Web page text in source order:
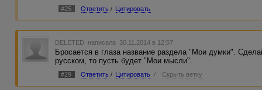
#25 Ответить / Цитировать
DELETED написала 30.11.2014 в 12:57
Бросается в глаза название раздела "Мои думки".
русском, то пусть будет "Мои мысли".
#29 Ответить / Цитировать / Скрыть ветку